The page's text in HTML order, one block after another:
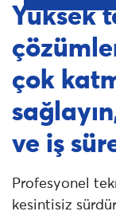
Yüksek
çok
ve iş
Profesyonel
kesintisiz